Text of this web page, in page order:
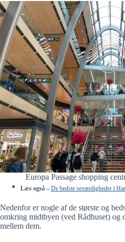
Europa Passage shopping
Læs også – De bedste seværdigheder i
Nedenfor er nogle af de største og
omkring midtbyen (ved Rådhuset) og
mellem dem.